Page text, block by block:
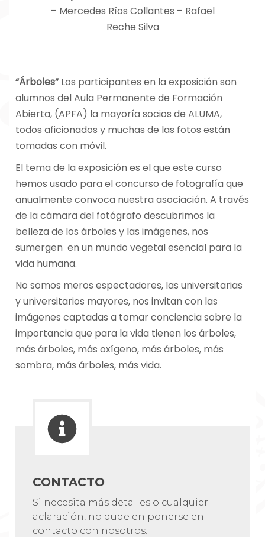
– Mercedes Ríos Collantes – Rafael
Reche Silva
“Árboles”Los participantes en la exposición son
alumnos del Aula Permanente de Formación
Abierta, (APFA) la mayoría socios de ALUMA,
todos aficionados y muchas de las fotos están
tomadas con móvil.
El tema de la exposición es el que este curso
hemos usado para el concurso de fotografía que
anualmente convoca nuestra asociación. A través
de la cámara del fotógrafo descubrimos la
belleza de los árboles y las imágenes, nos
sumergen en un mundo vegetal esencial para la
vida humana.
No somos meros espectadores, las universitarias
y universitarios mayores, nos invitan con las
imágenes captadas a tomar conciencia sobre la
importancia que para la vida tienen los árboles,
más árboles, más oxígeno, más árboles, más
sombra, más árboles, más vida.
CONTACTO
Si necesita más detalles o cualquier
aclaración, no dude en ponerse en
contacto con nosotros.